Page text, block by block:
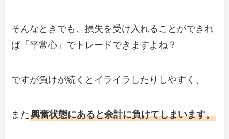
そんなときでも、損失を受け入れることができれ
ば「平常心」でトレードできますよね？
ですが負けが続くとイライラしたりしやすく、
また興奮状態にあると余計に負けてしまいます。